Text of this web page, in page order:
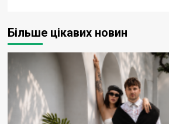
Більше цікавих новин